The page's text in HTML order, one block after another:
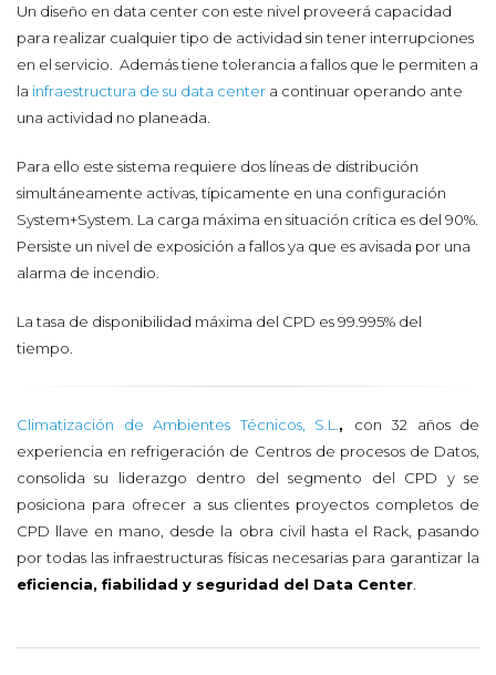
Un diseño en data center con este nivel proveerá capacidad
para realizar cualquier tipo de actividad sin tener interrupciones
en el servicio. Además tiene tolerancia a fallos que le permiten a
la infraestructura de su data center a continuar operando ante
una actividad no planeada.
Para ello este sistema requiere dos líneas de distribución
simultáneamente activas, típicamente en una configuración
System+System. La carga máxima en situación crítica es del 90%.
Persiste un nivel de exposición a fallos ya que es avisada por una
alarma de incendio.
La tasa de disponibilidad máxima del CPD es 99.995% del
tiempo.
Climatización de Ambientes Técnicos, S.L. , con 32 años de
experiencia en refrigeración de Centros de procesos de Datos,
consolida su liderazgo dentro del segmento del CPD y se
posiciona para ofrecer a sus clientes proyectos completos de
CPD llave en mano, desde la obra civil hasta el Rack, pasando
por todas las infraestructuras físicas necesarias para garantizar la
eficiencia, fiabilidad y seguridad del Data Center